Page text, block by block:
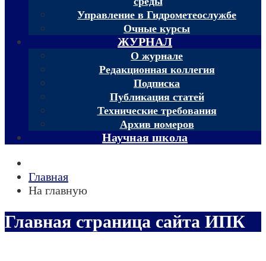
Управление в Гидрометеослужбе
Очные курсы
ЖУРНАЛ
О журнале
Редакционная коллегия
Подписка
Публикация статей
Технические требования
Архив номеров
Научная школа
Главная
На главную
Главная страница сайта ИПК